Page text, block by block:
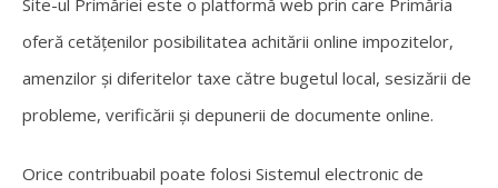
oferă cetățenilor posibilitatea achitării online impozitelor,
amenzilor și diferitelor taxe către bugetul local, sesizării de
probleme, verificării și depunerii de documente online.
Orice contribuabil poate folosi Sistemul electronic de